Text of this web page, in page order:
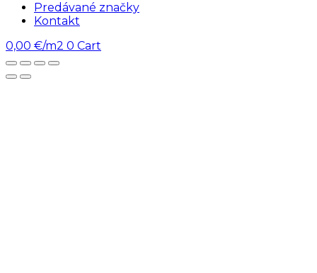
Predávané značky
Kontakt
0,00 €/m2 0 Cart